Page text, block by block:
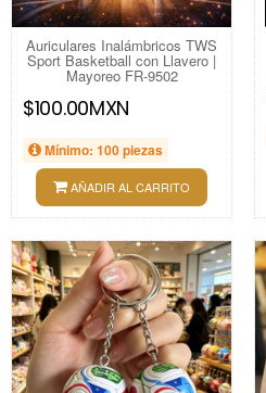
Auriculares Inalámbricos TWS
Sport Basketball con Llavero |
Mayoreo FR-9502
$100.00MXN
Mínimo: 100 piezas
AÑADIR AL CARRITO